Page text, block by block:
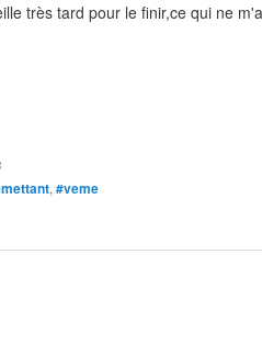
très tard pour le finir,ce qui ne
, #veme